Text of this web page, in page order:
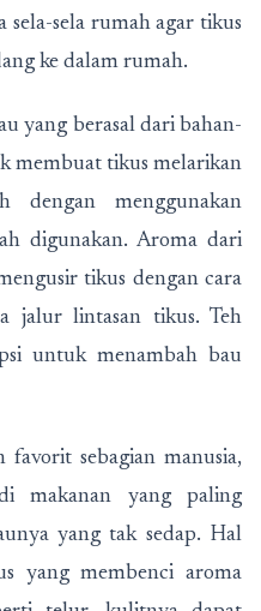
sela rumah agar tikus
ke dalam rumah.
berasal dari bahan-
membuat tikus melarikan
dengan menggunakan
digunakan. Aroma dari
tikus dengan cara
jalur lintasan tikus. Teh
untuk menambah bau
sebagian manusia,
makanan yang paling
yang tak sedap. Hal
yang membenci aroma